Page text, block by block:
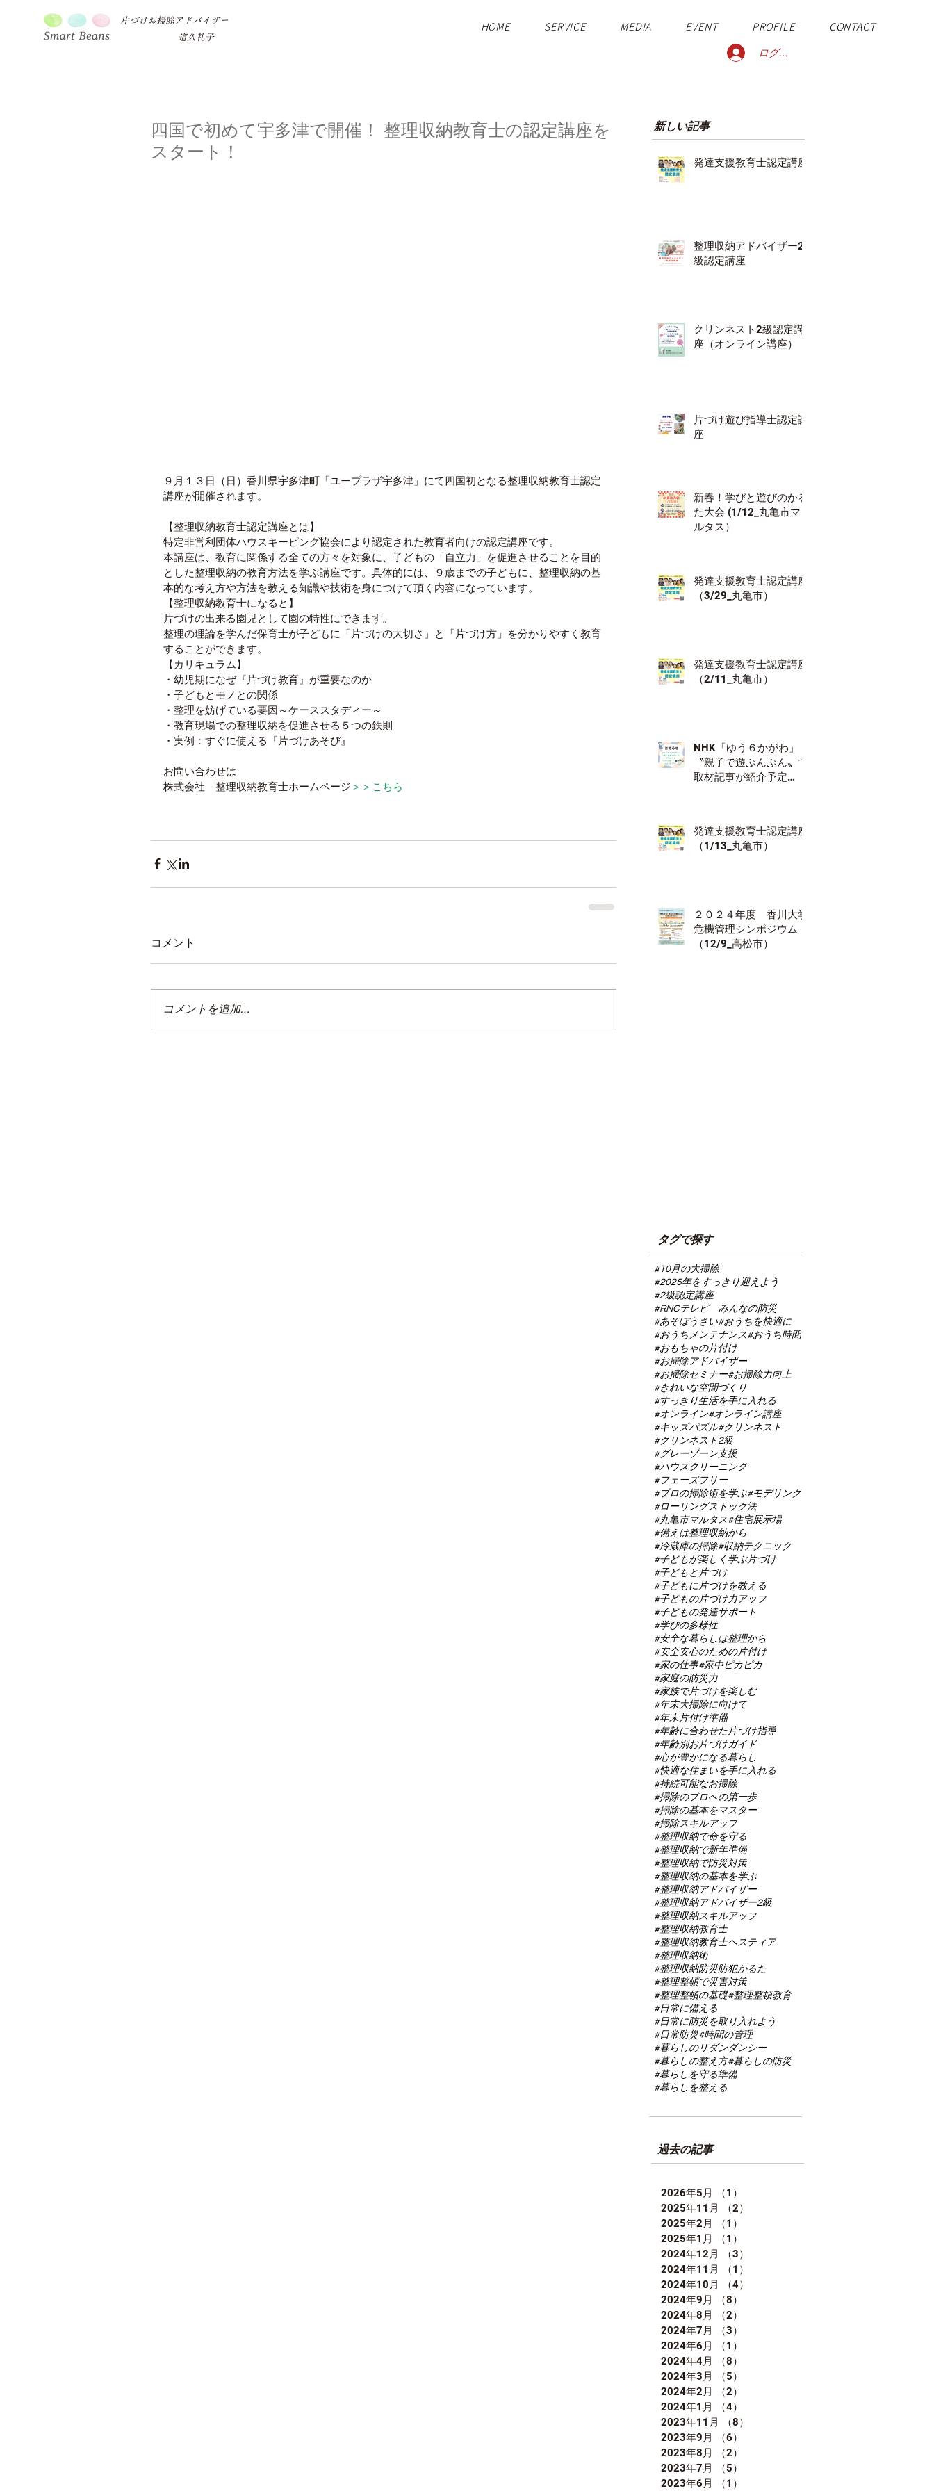
片づけお掃除アドバイザー
道久礼子
HOME SERVICE MEDIA EVENT PROFILE CONTACT
ログイン
四国で初めて宇多津で開催！ 整理収納教育士の認定講座を
スタート！
９月１３日（日）香川県宇多津町「ユープラザ宇多津」にて四国初となる整理収納教育士認定
講座が開催されます。
【整理収納教育士認定講座とは】
特定非営利団体ハウスキーピング協会により認定された教育者向けの認定講座です。
本講座は、教育に関係する全ての方々を対象に、子どもの「自立力」を促進させることを目的
とした整理収納の教育方法を学ぶ講座です。具体的には、９歳までの子どもに、整理収納の基
本的な考え方や方法を教える知識や技術を身につけて頂く内容になっています。
【整理収納教育士になると】
片づけの出来る園児として園の特性にできます。
整理の理論を学んだ保育士が子どもに「片づけの大切さ」と「片づけ方」を分かりやすく教育
することができます。
【カリキュラム】
・幼児期になぜ『片づけ教育』が重要なのか
・子どもとモノとの関係
・整理を妨げている要因～ケーススタディー～
・教育現場での整理収納を促進させる５つの鉄則
・実例：すぐに使える『片づけあそび』
お問い合わせは
株式会社　整理収納教育士ホームページ ＞＞こちら
コメント
コメントを追加…
新しい記事
発達支援教育士認定講座
整理収納アドバイザー2
級認定講座
クリンネスト2級認定講
座（オンライン講座）
片づけ遊び指導士認定講
座
新春！学びと遊びのかる
た大会 (1/12_丸亀市マ
ルタス）
発達支援教育士認定講座
（3/29_丸亀市）
発達支援教育士認定講座
（2/11_丸亀市）
NHK「ゆう６かがわ」
〝親子で遊ぶんぶん〟で
取材記事が紹介予定
発達支援教育士認定講座
（1/13_丸亀市）
２０２４年度 香川大学
危機管理シンポジウム
（12/9_高松市）
タグで探す
#10月の大掃除
#2025年をすっきり迎えよう
#2級認定講座
#RNCテレビ みんなの防災
#あそぼうさい#おうちを快適に
#おうちメンテナンス#おうち時間
#おもちゃの片付け
#お掃除アドバイザー
#お掃除セミナー#お掃除力向上
#きれいな空間づくり
#すっきり生活を手に入れる
#オンライン#オンライン講座
#キッズパズル#クリンネスト
#クリンネスト2級
#グレーゾーン支援
#ハウスクリーニング
#フェーズフリー
#プロの掃除術を学ぶ#モデリング
#ローリングストック法
#丸亀市マルタス#住宅展示場
#備えは整理収納から
#冷蔵庫の掃除#収納テクニック
#子どもが楽しく学ぶ片づけ
#子どもと片づけ
#子どもに片づけを教える
#子どもの片づけ力アップ
#子どもの発達サポート
#学びの多様性
#安全な暮らしは整理から
#安全安心のための片付け
#家の仕事#家中ピカピカ
#家庭の防災力
#家族で片づけを楽しむ
#年末大掃除に向けて
#年末片付け準備
#年齢に合わせた片づけ指導
#年齢別お片づけガイド
#心が豊かになる暮らし
#快適な住まいを手に入れる
#持続可能なお掃除
#掃除のプロへの第一歩
#掃除の基本をマスター
#掃除スキルアップ
#整理収納で命を守る
#整理収納で新年準備
#整理収納で防災対策
#整理収納の基本を学ぶ
#整理収納アドバイザー
#整理収納アドバイザー2級
#整理収納スキルアップ
#整理収納教育士
#整理収納教育士ヘスティア
#整理収納術
#整理収納防災防犯かるた
#整理整頓で災害対策
#整理整頓の基礎#整理整頓教育
#日常に備える
#日常に防災を取り入れよう
#日常防災#時間の管理
#暮らしのリダンダンシー
#暮らしの整え方#暮らしの防災
#暮らしを守る準備
#暮らしを整える
過去の記事
2026年5月 （1）
2025年11月
（2）
2025年2月
（1）
2025年1月
（1）
2024年12月
（3）
2024年11月
（1）
2024年10月
（4）
2024年9月
（8）
2024年8月
（2）
2024年7月
（3）
2024年6月
（1）
2024年4月
（8）
2024年3月
（5）
2024年2月
（2）
2024年1月
（4）
2023年11月
（8）
2023年9月
（6）
2023年8月
（2）
2023年7月
（5）
2023年6月
（1）